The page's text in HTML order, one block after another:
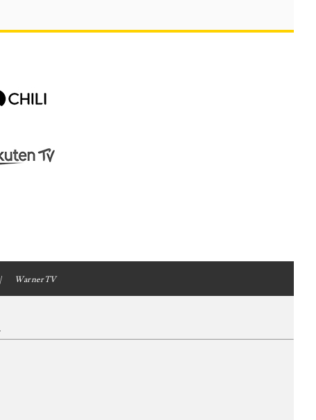
WarnerTV